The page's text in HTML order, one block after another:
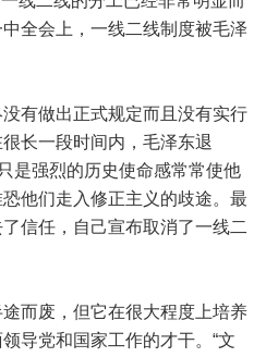
全会上，一线二线制度被毛泽
做出正式规定而且没有实行
长一段时间内，毛泽东退
是强烈的历史使命感常常使他
他们走入修正主义的歧途。最
信任，自己宣布取消了一线二
废，但它在很大程度上培养
导党和国家工作的才干。“文